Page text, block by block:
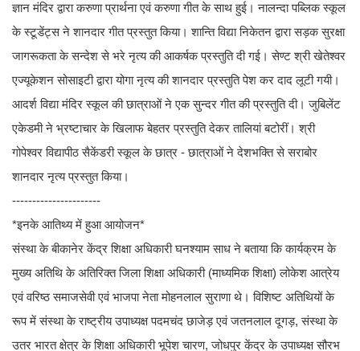
ज्ञान मंदिर द्वारा करुणा प्रार्थना एवं करुणा गीत के साथ हुई। नालन्दा पब्लिक स्कूल
के स्टूडेंट्स ने शानदार गीत प्रस्तुत किया। शान्ति विद्या निकेतन द्वारा सड़क सुरक्षा
जागरूकता के सन्देश से भरे नृत्य की आकर्षक प्रस्तुति दी गई। सेण्ट श्री खेतेश्वर
एज्यूकेशन सोसाइटी द्वारा योगा नृत्य की शानदार प्रस्तुति पेश कर दाद लूटी गयी।
आदर्श विद्या मंदिर स्कूल की छात्राओं ने एक सुन्दर गीत की प्रस्तुति दी। जुबिलेंट
एकेडमी ने भ्रष्टाचार के खिलाफ बेहतर प्रस्तुति देकर तालियां बटोरीं। श्री
गोपेश्वर विद्यापीठ सैकेंडरी स्कूल के छात्र - छात्राओं ने देशभक्ति से सराबोर
शानदार नृत्य प्रस्तुत किया।
----------------------
*इनके आतिथ्य में हुआ आयोजन*
संस्था के बीकानेर केंद्र शिक्षा अधिकारी घनश्याम साध ने बताया कि कार्यक्रम के
मुख्य अतिथि के अतिरिक्त जिला शिक्षा अधिकारी (माध्यमिक शिक्षा) लोकेश आत्रेय
एवं वरिष्ठ समाजसेवी एवं भाजपा नेता मोहनलाल सुराणा थे। विशिष्ट अतिथियों के
रूप में संस्था के राष्ट्रीय उपाध्यक्ष पदमचंद छाजेड़ एवं जतनलाल दूगड़, संस्था के
उतर भारत क्षेत्र के शिक्षा अधिकारी भूपेश चारण, जोधपुर केंद्र के उपाध्यक्ष सौरभ